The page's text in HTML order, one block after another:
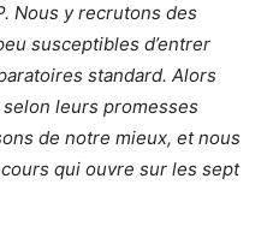
Nous y recrutons des
susceptibles d’entrer
standard. Alors
leurs promesses
de notre mieux, et nous
qui ouvre sur les sept